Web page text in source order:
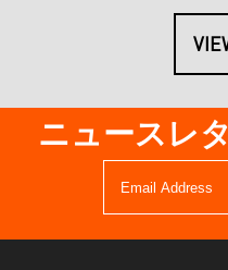
ニュースレ